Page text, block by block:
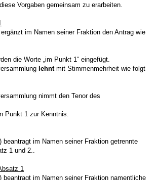
Vorgaben gemeinsam zu erarbeiten.
im Namen seiner Fraktion den Antrag wie
die Worte „im Punkt 1“ eingefügt.
lehntmit Stimmenmehrheit wie folgt
nimmt den Tenor des
Punkt 1 zur Kenntnis.
beantragt im Namen seiner Fraktion getrennte
1 und 2..
1
beantragt im Namen seiner Fraktion namentliche